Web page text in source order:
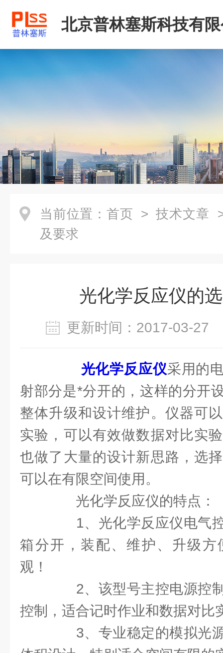
北京普林塞斯科技有
当前位置： 首页 > 技术文章
及要求
光化学反应仪的
更新时间：2017-03-
光化学反应仪采用的
射部分是*分开的，这样的分开
整体升级和设计维护。仪器可
实验，可以有效做数据对比实
也做了大量的设计新思路，选
可以在有限空间使用。
光化学反应仪的特点：
1、光化学反应仪电气控
箱分开，装配、维护、升级方
观！
2、该型号主控电源控制
控制，适合记时作业和数据对比
3、专业稳定的模拟光源